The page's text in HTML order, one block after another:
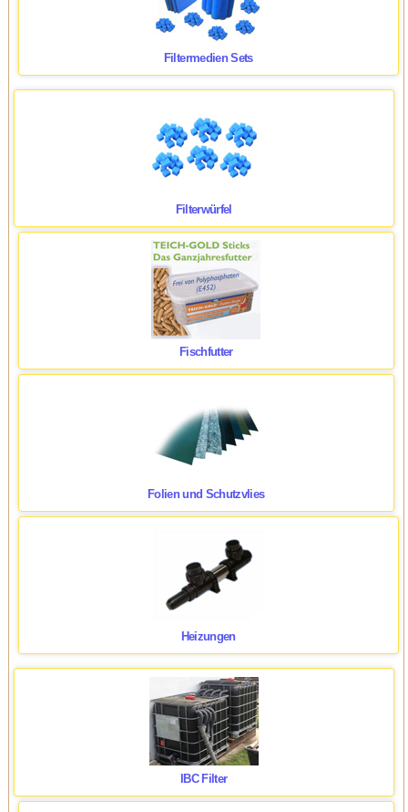
Filtermedien Sets
Filterwürfel
Fischfutter
Folien und Schutzvlies
Heizungen
IBC Filter